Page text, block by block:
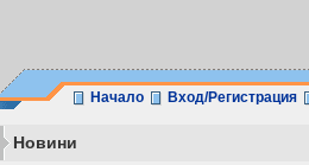
Начало Вход/Регистрация
Новини